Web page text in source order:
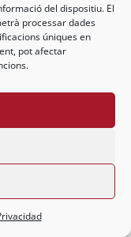
del dispositiu. El
processar dades
úniques en
pot afectar